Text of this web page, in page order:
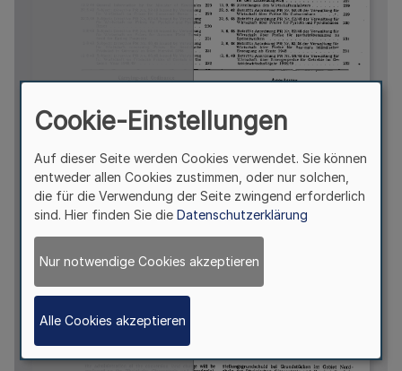
Cookie-Einstellungen
Auf dieser Seite werden Cookies verwendet. Sie können
entweder allen Cookies zustimmen, oder nur solchen,
die für die Verwendung der Seite zwingend erforderlich
sind. Hier finden Sie die Datenschutzerklärung
Nur notwendige Cookies akzeptieren
Alle Cookies akzeptieren